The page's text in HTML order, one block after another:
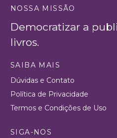
NOSSA MISSÃO
Democratizar a
livros.
SAIBA MAIS
Dúvidas e Contato
Política de Privacidade
Termos e Condições de Uso
SIGA-NOS